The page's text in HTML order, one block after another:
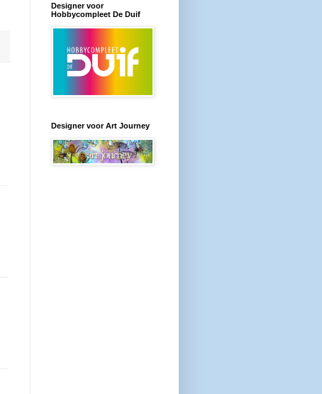
Designer voor
Hobbycompleet De Duif
Designer voor Art Journey